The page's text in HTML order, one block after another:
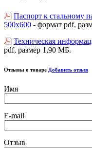
Паспорт к стальному
500х600 - формат pdf,
Техническая
pdf, размер 1,90 МБ.
Отзывы о товаре Добавить отзыв
Имя
E-mail
Отзыв